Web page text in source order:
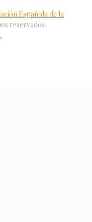
Española de la
reservados.